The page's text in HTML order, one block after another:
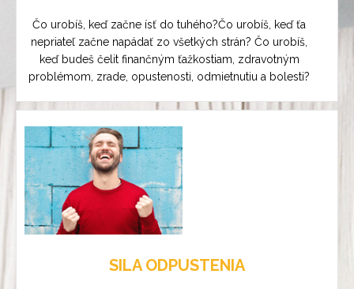
Čo urobíš, keď začne ísť do tuhého?Čo urobíš, keď ťa
nepriateľ začne napádať zo všetkých strán? Čo urobíš,
keď budeš čelit finančným ťažkostiam, zdravotným
problémom, zrade, opustenosti, odmietnutiu a bolesti?
SILA ODPUSTENIA